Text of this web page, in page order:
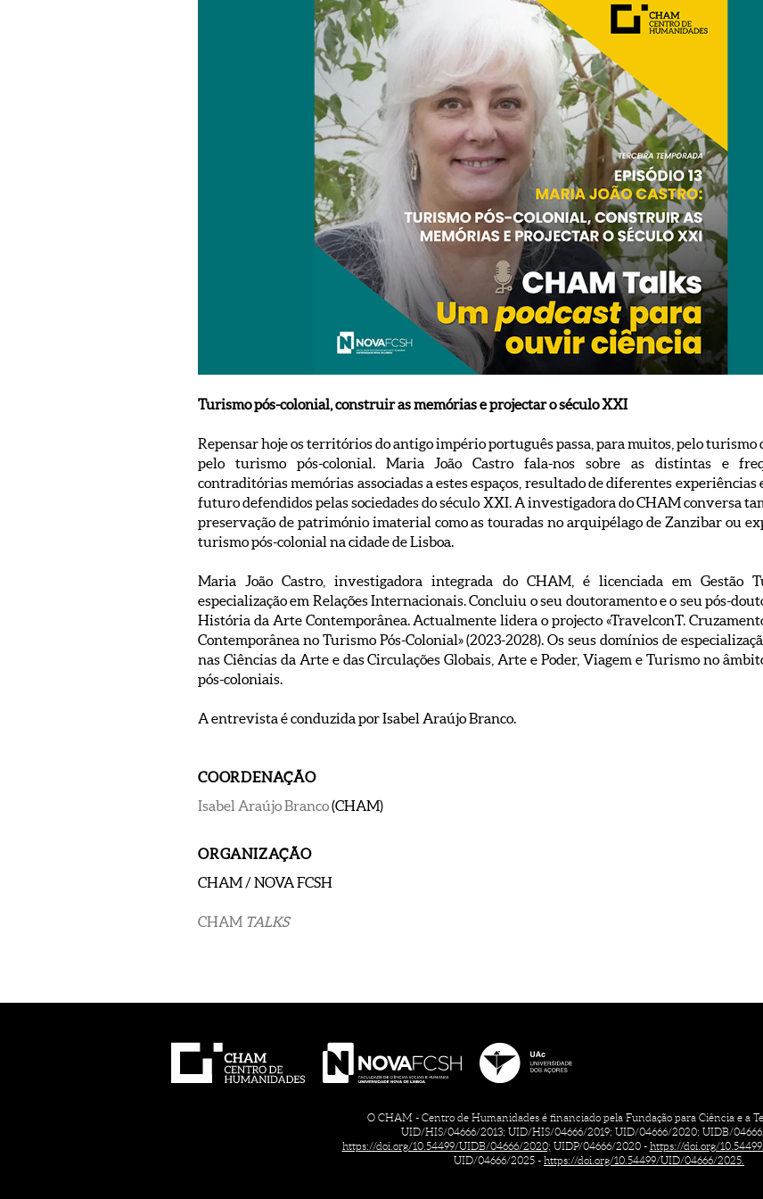
Turismo pós-colonial, construir as memórias e projectar o século XXI
Repensar hoje os territórios do antigo império português passa, para muitos, pelo turismo
pelo turismo pós-colonial. Maria João Castro fala-nos sobre as distintas e
contraditórias memórias associadas a estes espaços, resultado de diferentes experiências
futuro defendidos pelas sociedades do século XXI. A investigadora do CHAM conversa
preservação de património imaterial como as touradas no arquipélago de Zanzibar ou
turismo pós-colonial na cidade de Lisboa.
Maria João Castro, investigadora integrada do CHAM, é licenciada em Gestão
especialização em Relações Internacionais. Concluiu o seu doutoramento e o seu pós-
História da Arte Contemporânea. Actualmente lidera o projecto «TravelconT.
Contemporânea no Turismo Pós-Colonial» (2023-2028). Os seus domínios de
nas Ciências da Arte e das Circulações Globais, Arte e Poder, Viagem e Turismo no
pós-coloniais.
A entrevista é conduzida por Isabel Araújo Branco.
COORDENAÇÃO
Isabel Araújo Branco(CHAM)
ORGANIZAÇÃO
CHAM / NOVA FCSH
CHAM TALKS
O CHAM - Centro de Humanidades é financiado pela Fundação para Ciência e a
UID/HIS/04666/2013; UID/HIS/04666/2019; UID/04666/2020; UIDB/
https://doi.org/10.54499/UIDB/04666/2020; UIDP/04666/2020 - https://doi.org/
UID/04666/2025 - https://doi.org/10.54499/UID/04666/2025.